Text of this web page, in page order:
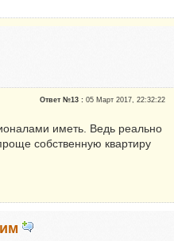
Ответ №13 :05 Март 2017, 22:32:22
иметь. Ведь реально
собственную квартиру